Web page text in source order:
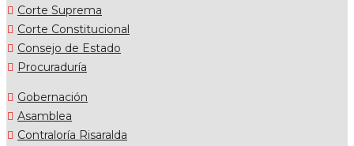
Corte Suprema
Corte Constitucional
Consejo de Estado
Procuraduría
Gobernación
Asamblea
Contraloría Risaralda